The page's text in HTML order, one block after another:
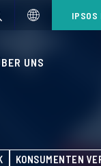
IPSOS
UNS
KONSUMENTEN